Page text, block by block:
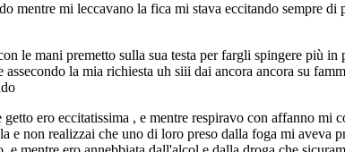
mentre mi leccavano la fica mi stava eccitando sempre di
le mani premetto sulla sua testa per fargli spingere
la mia richiesta uh siii dai ancora ancora su
ero eccitatissima , e mentre respiravo con affanno
non realizzai che uno di loro preso dalla foga mi aveva